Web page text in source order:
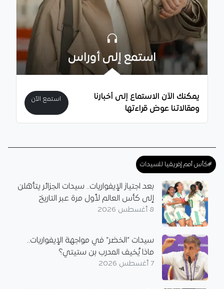
استمع إلى أوراس
يمكنك الآن الاستماع إلى أخبارنا
ومقالاتنا عوض قراءتها
استمع الآن
#كأس أمم إفريقيا للسيدات
بعد اجتياز الإيفواريات.. سيدات الجزائر يتأهلن
إلى كأس العالم لأول مرة عبر التاريخ
8 أغسطس 2026
سيدات “الخضر” في مواجهة الإيفواريات..
ماذا يُخيف المدرب بن ستيتي؟
7 أغسطس 2026